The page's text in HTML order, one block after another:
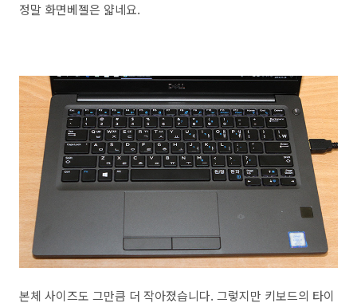
정말 화면베젤은 얇네요.
본체 사이즈도 그만큼 더 작아졌습니다. 그렇지만 키보드의 타이